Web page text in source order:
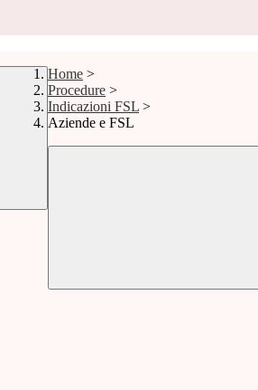
Home >
Procedure >
Indicazioni FSL >
Aziende e FSL